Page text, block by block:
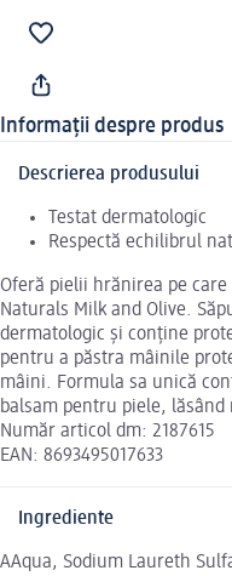
Informații despre produs
Descrierea produsului
Testat dermatologic
Respectă echilibrul
Oferă pielii hrănirea pe
Naturals Milk and Olive.
dermatologic și conține
pentru a păstra mâinile
mâini. Formula sa unică
balsam pentru piele,
Număr articol dm: 2187615
EAN: 8693495017633
Ingrediente
AAqua, Sodium Laureth